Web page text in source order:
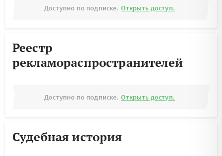
Доступно по подписке. Открыть доступ.
Реестр
рекламораспространителей
Доступно по подписке. Открыть доступ.
Судебная история